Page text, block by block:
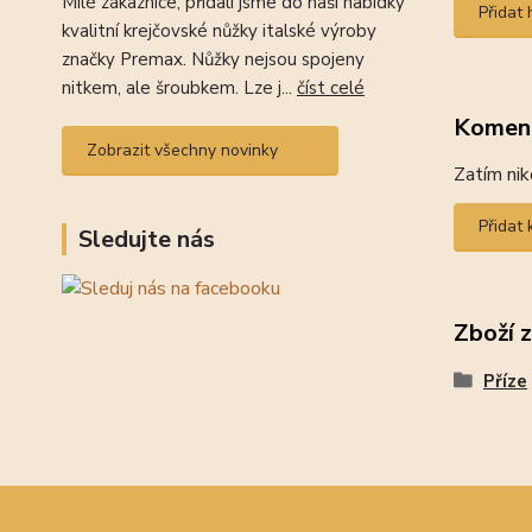
kvalitní krejčovské nůžky italské výroby
značky Premax. Nůžky nejsou spojeny
nitkem, ale šroubkem. Lze j... číst celé
Zobrazit všechny novinky
Sledujte nás
Přidat
Zatím
Přidat
Zboží
Příze